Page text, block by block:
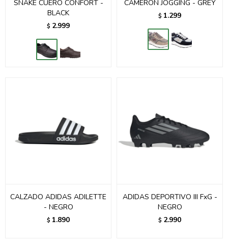
SNAKE CUERO CONFORT -
BLACK
$ 2.999
CAMERON JOGGING - GREY
$ 1.299
CALZADO ADIDAS ADILETTE
- NEGRO
$ 1.890
ADIDAS DEPORTIVO III FxG -
NEGRO
$ 2.990